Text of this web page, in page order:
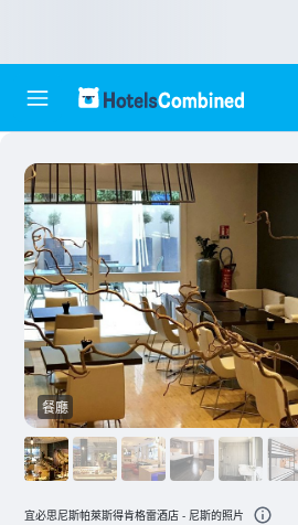
餐廳
宜必思尼斯帕萊斯得肯格雷酒店 - 尼斯的照片